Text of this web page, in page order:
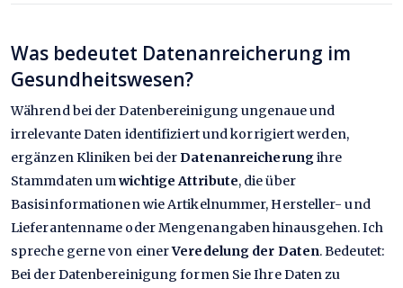
Was bedeutet Datenanreicherung im
Gesundheitswesen?
Während bei der Datenbereinigung ungenaue und
irrelevante Daten identifiziert und korrigiert werden,
ergänzen Kliniken bei derDatenanreicherungihre
Stammdaten umwichtige Attribute, die über
Basisinformationen wie Artikelnummer, Hersteller- und
Lieferantenname oder Mengenangaben hinausgehen. Ich
spreche gerne von einerVeredelung der Daten. Bedeutet:
Bei der Datenbereinigung formen Sie Ihre Daten zu